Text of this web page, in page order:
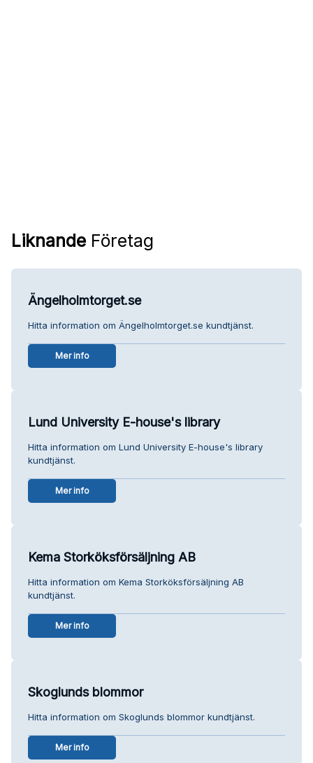
Liknande Företag
Ängelholmtorget.se
Hitta information om Ängelholmtorget.se kundtjänst.
Mer info
Lund University E-house's library
Hitta information om Lund University E-house's library
kundtjänst.
Mer info
Kema Storköksförsäljning AB
Hitta information om Kema Storköksförsäljning AB
kundtjänst.
Mer info
Skoglunds blommor
Hitta information om Skoglunds blommor kundtjänst.
Mer info